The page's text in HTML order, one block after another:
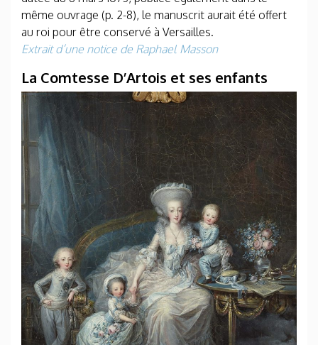
même ouvrage (p. 2-8), le manuscrit aurait été offert
au roi pour être conservé à Versailles.
Extrait d’une notice de Raphael Masson
La Comtesse D’Artois et ses enfants